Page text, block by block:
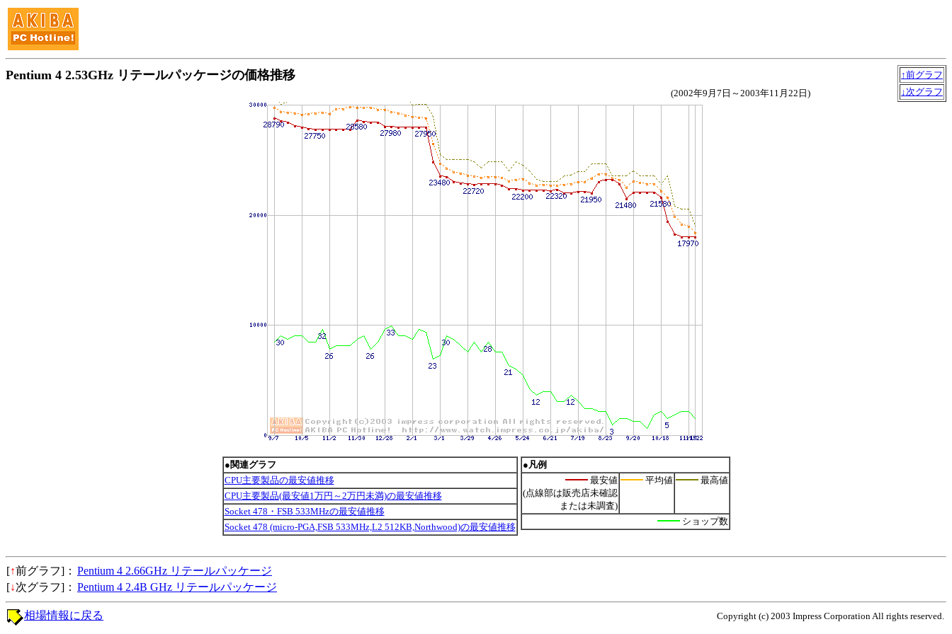
Pentium 4 2.53GHz リテールパッケージの価格推移
↑前グラフ
↓次グラフ
(2002年9月7日～2003年11月22日)
●関連グラフ
CPU主要製品の最安値推移
CPU主要製品(最安値1万円～2万円未満)の最安値推移
Socket 478・FSB 533MHzの最安値推移
Socket 478 (micro-PGA,FSB 533MHz,L2 512KB,Northwood)の最安値推移
●凡例
最安値
(点線部は販売店未確認
または未調査)
平均値 最高値
ショップ数
[↑前グラフ]： Pentium 4 2.66GHz リテールパッケージ
[↓次グラフ]： Pentium 4 2.4B GHz リテールパッケージ
Copyright (c) 2003 Impress Corporation All rights reserved.
相場情報に戻る